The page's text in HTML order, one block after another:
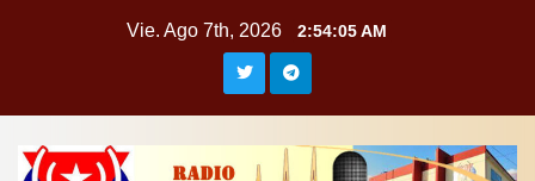
Vie. Ago 7th, 2026 2:54:05 AM